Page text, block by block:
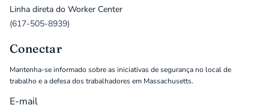
Linha direta do Worker Center
(617-505-8939)
Conectar
Mantenha-se informado sobre as iniciativas de segurança no local de
trabalho e a defesa dos trabalhadores em Massachusetts.
E-mail